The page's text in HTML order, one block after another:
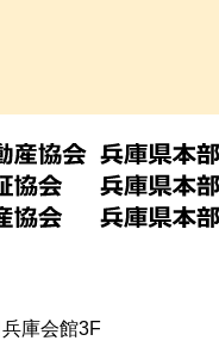
庫会館3F